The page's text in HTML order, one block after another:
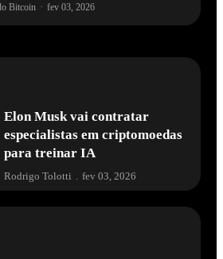
Bitcoin · fev 03, 2026
Elon Musk vai contratar
especialistas em criptomoedas
para treinar IA
Rodrigo Tolotti fev 03, 2026